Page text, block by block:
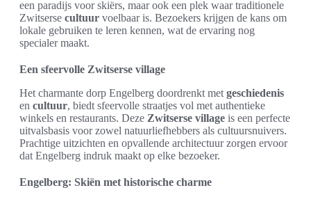
een paradijs voor skiërs, maar ook een plek waar traditionele
Zwitserse cultuur voelbaar is. Bezoekers krijgen de kans om
lokale gebruiken te leren kennen, wat de ervaring nog
specialer maakt.
Een sfeervolle Zwitserse village
Het charmante dorp Engelberg doordrenkt met geschiedenis
en cultuur, biedt sfeervolle straatjes vol met authentieke
winkels en restaurants. Deze Zwitserse village is een perfecte
uitvalsbasis voor zowel natuurliefhebbers als cultuursnuivers.
Prachtige uitzichten en opvallende architectuur zorgen ervoor
dat Engelberg indruk maakt op elke bezoeker.
Engelberg: Skiën met historische charme